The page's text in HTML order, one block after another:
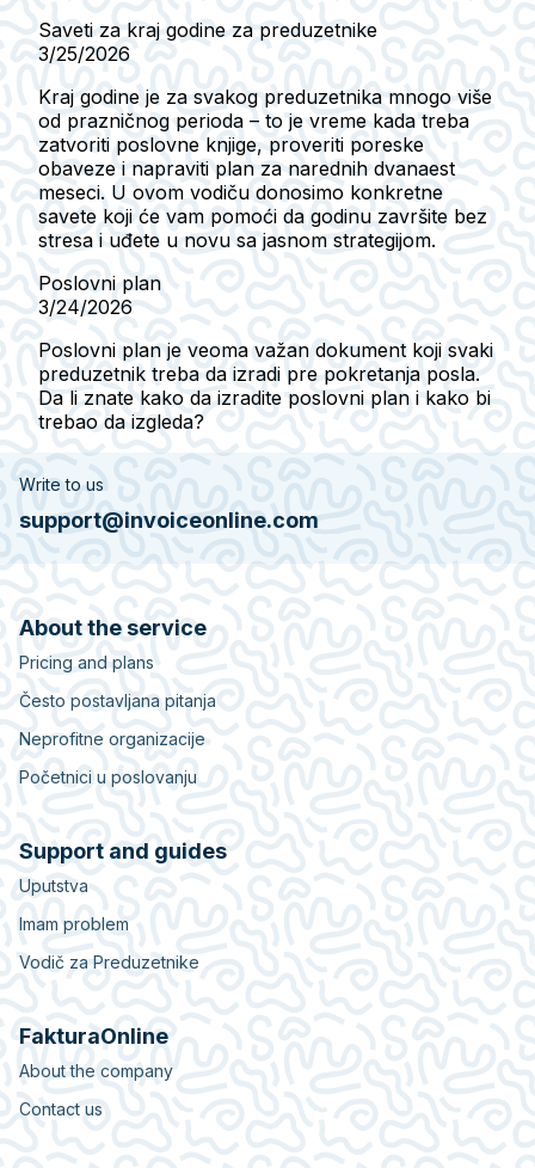
Saveti za kraj godine za preduzetnike
3/25/2026
Kraj godine je za svakog preduzetnika mnogo više
od prazničnog perioda – to je vreme kada treba
zatvoriti poslovne knjige, proveriti poreske
obaveze i napraviti plan za narednih dvanaest
meseci. U ovom vodiču donosimo konkretne
savete koji će vam pomoći da godinu završite bez
stresa i uđete u novu sa jasnom strategijom.
Poslovni plan
3/24/2026
Poslovni plan je veoma važan dokument koji svaki
preduzetnik treba da izradi pre pokretanja posla.
Da li znate kako da izradite poslovni plan i kako bi
trebao da izgleda?
Write to us
support@invoiceonline.com
About the service
Pricing and plans
Često postavljana pitanja
Neprofitne organizacije
Početnici u poslovanju
Support and guides
Uputstva
Imam problem
Vodič za Preduzetnike
FakturaOnline
About the company
Contact us